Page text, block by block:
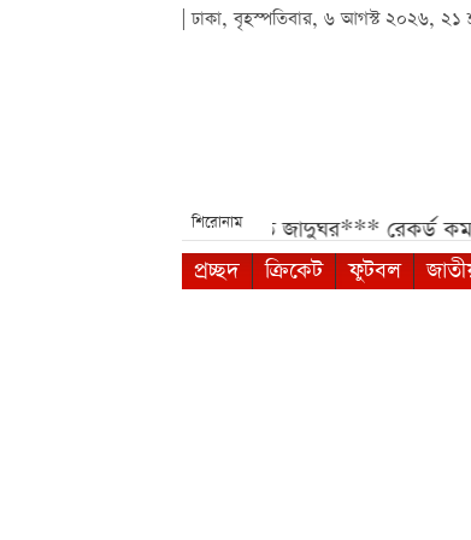
| ঢাকা, বৃহস্পতিবার, ৬ আগস্ট ২০২৬, ২১
শিরোনাম
গণঅভ্যুত্থান স্মৃতি জাদুঘর*** রেকর্ড কম দামে
প্রচ্ছদ
ক্রিকেট ফুটবল